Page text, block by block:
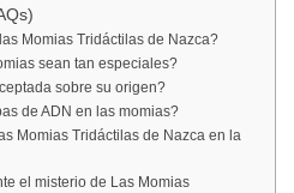
Momias Tridáctilas de Nazca?
sean tan especiales?
sobre su origen?
de ADN en las momias?
Momias Tridáctilas de Nazca en la
el misterio de Las Momias